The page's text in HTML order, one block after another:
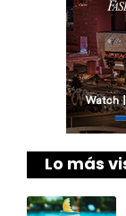
Lo más